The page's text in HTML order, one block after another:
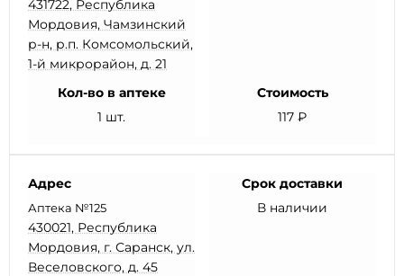
431722, Республика
Мордовия, Чамзинский
р-н, р.п. Комсомольский,
1-й микрорайон, д. 21
Кол-во в аптеке
1 шт.
Стоимость
117 ₽
Адрес
Аптека №125
430021, Республика
Мордовия, г. Саранск, ул.
Веселовского, д. 45
Срок доставки
В наличии